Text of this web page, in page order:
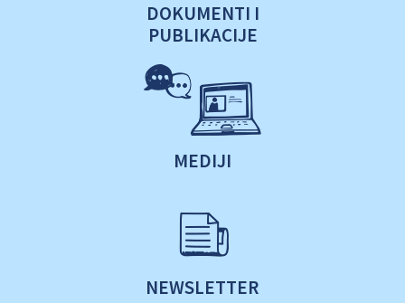
DOKUMENTI I
PUBLIKACIJE
MEDIJI
NEWSLETTER